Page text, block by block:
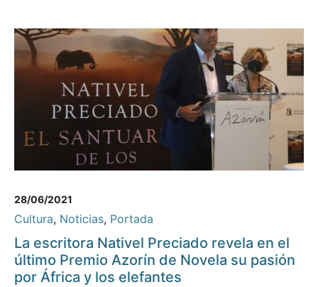
28/06/2021
Cultura, Noticias, Portada
La escritora Nativel Preciado revela en el
último Premio Azorín de Novela su pasión
por África y los elefantes